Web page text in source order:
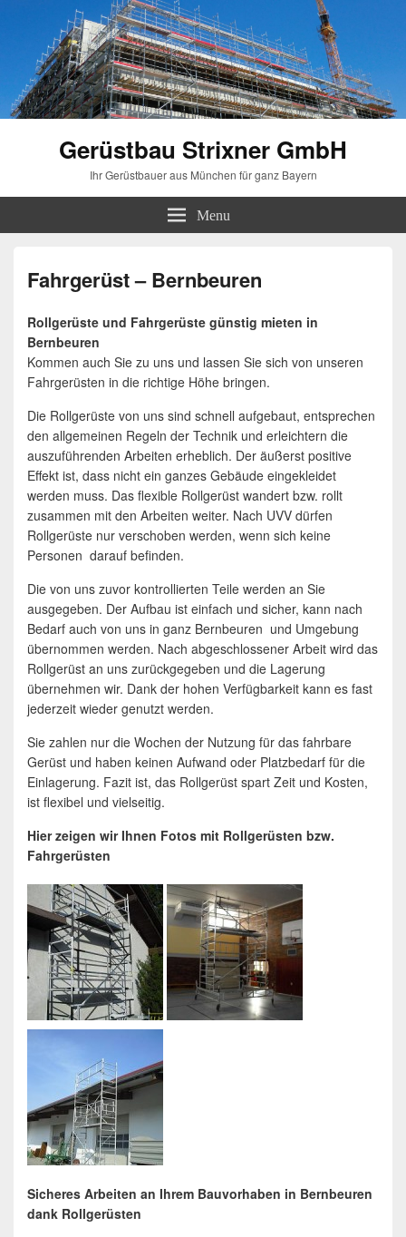
Gerüstbau Strixner GmbH
Ihr Gerüstbauer aus München für ganz Bayern
Menu
Fahrgerüst – Bernbeuren
Rollgerüste und Fahrgerüste günstig mieten in
Bernbeuren
Kommen auch Sie zu uns und lassen Sie sich von unseren
Fahrgerüsten in die richtige Höhe bringen.
Die Rollgerüste von uns sind schnell aufgebaut, entsprechen
den allgemeinen Regeln der Technik und erleichtern die
auszuführenden Arbeiten erheblich. Der äußerst positive
Effekt ist, dass nicht ein ganzes Gebäude eingekleidet
werden muss. Das flexible Rollgerüst wandert bzw. rollt
zusammen mit den Arbeiten weiter. Nach UVV dürfen
Rollgerüste nur verschoben werden, wenn sich keine
Personen darauf befinden.
Die von uns zuvor kontrollierten Teile werden an Sie
ausgegeben. Der Aufbau ist einfach und sicher, kann nach
Bedarf auch von uns in ganz Bernbeuren und Umgebung
übernommen werden. Nach abgeschlossener Arbeit wird das
Rollgerüst an uns zurückgegeben und die Lagerung
übernehmen wir. Dank der hohen Verfügbarkeit kann es fast
jederzeit wieder genutzt werden.
Sie zahlen nur die Wochen der Nutzung für das fahrbare
Gerüst und haben keinen Aufwand oder Platzbedarf für die
Einlagerung. Fazit ist, das Rollgerüst spart Zeit und Kosten,
ist flexibel und vielseitig.
Hier zeigen wir Ihnen Fotos mit Rollgerüsten bzw.
Fahrgerüsten
Sicheres Arbeiten an Ihrem Bauvorhaben in Bernbeuren
dank Rollgerüsten